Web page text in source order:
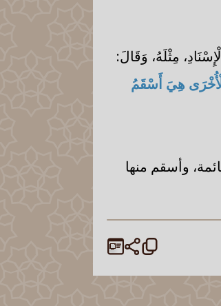
مِثْلَهُ، وَقَالَ:
هِيَ أَسْقَمُ
وأسقم منها